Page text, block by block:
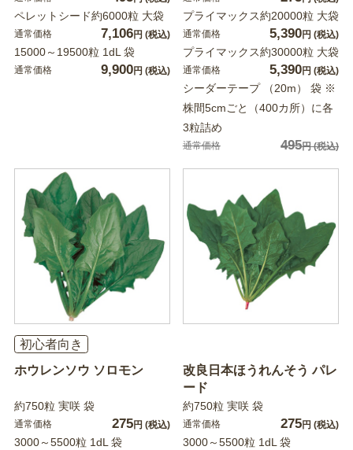
ペレットシード約6000粒 大袋
通常価格 7,106円 (税込)
15000～19500粒 1dL 袋
通常価格 9,900円 (税込)
プライマックス約20000粒 大袋
通常価格 5,390円 (税込)
プライマックス約30000粒 大袋
通常価格 5,390円 (税込)
シーダーテープ （20m） 袋 ※
株間5cmごと（400カ所）に各
3粒詰め
通常価格 495円(税込)
初心者向き
ホウレンソウ ソロモン
約750粒 実咲 袋
通常価格 275円 (税込)
3000～5500粒 1dL 袋
改良日本ほうれんそう パレ
ード
約750粒 実咲 袋
通常価格 275円 (税込)
3000～5500粒 1dL 袋